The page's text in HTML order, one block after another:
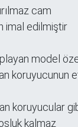
cam
imal edilmiştir
model
koruyucunun
koruyucular
kalmaz